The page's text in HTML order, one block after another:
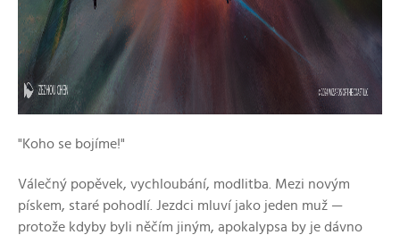
"Koho se bojíme!"
Válečný popěvek, vychloubání, modlitba. Mezi novým
pískem, staré pohodlí. Jezdci mluví jako jeden muž —
protože kdyby byli něčím jiným, apokalypsa by je dávno